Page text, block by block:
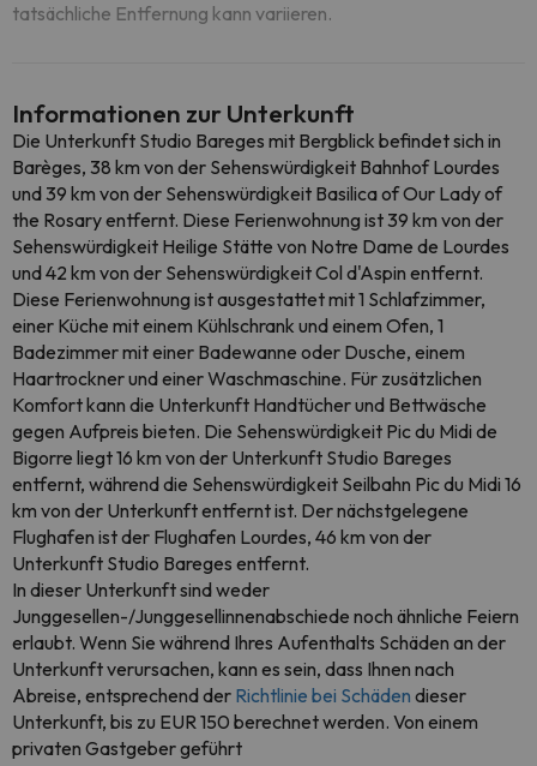
tatsächliche Entfernung kann variieren.
Informationen zur Unterkunft
Die Unterkunft Studio Bareges mit Bergblick befindet sich in
Barèges, 38 km von der Sehenswürdigkeit Bahnhof Lourdes
und 39 km von der Sehenswürdigkeit Basilica of Our Lady of
the Rosary entfernt. Diese Ferienwohnung ist 39 km von der
Sehenswürdigkeit Heilige Stätte von Notre Dame de Lourdes
und 42 km von der Sehenswürdigkeit Col d'Aspin entfernt.
Diese Ferienwohnung ist ausgestattet mit 1 Schlafzimmer,
einer Küche mit einem Kühlschrank und einem Ofen, 1
Badezimmer mit einer Badewanne oder Dusche, einem
Haartrockner und einer Waschmaschine. Für zusätzlichen
Komfort kann die Unterkunft Handtücher und Bettwäsche
gegen Aufpreis bieten. Die Sehenswürdigkeit Pic du Midi de
Bigorre liegt 16 km von der Unterkunft Studio Bareges
entfernt, während die Sehenswürdigkeit Seilbahn Pic du Midi 16
km von der Unterkunft entfernt ist. Der nächstgelegene
Flughafen ist der Flughafen Lourdes, 46 km von der
Unterkunft Studio Bareges entfernt.
In dieser Unterkunft sind weder
Junggesellen-/Junggesellinnenabschiede noch ähnliche Feiern
erlaubt. Wenn Sie während Ihres Aufenthalts Schäden an der
Unterkunft verursachen, kann es sein, dass Ihnen nach
Abreise, entsprechend der Richtlinie bei Schäden dieser
Unterkunft, bis zu EUR 150 berechnet werden. Von einem
privaten Gastgeber geführt